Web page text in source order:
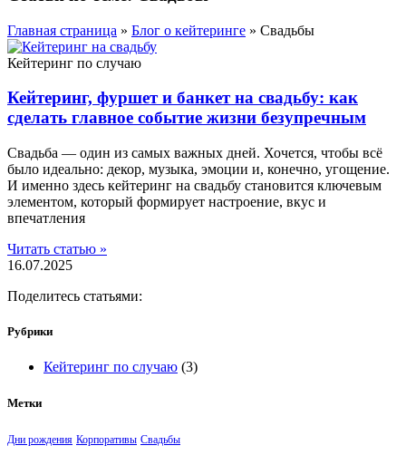
Главная страница » Блог о кейтеринге » Свадьбы
Кейтеринг по случаю
Кейтеринг, фуршет и банкет на свадьбу: как
сделать главное событие жизни безупречным
Свадьба — один из самых важных дней. Хочется, чтобы всё
было идеально: декор, музыка, эмоции и, конечно, угощение.
И именно здесь кейтеринг на свадьбу становится ключевым
элементом, который формирует настроение, вкус и
впечатления
Читать статью »
16.07.2025
Поделитесь статьями:
Рубрики
Кейтеринг по случаю (3)
Метки
Дни рождения Корпоративы Свадьбы